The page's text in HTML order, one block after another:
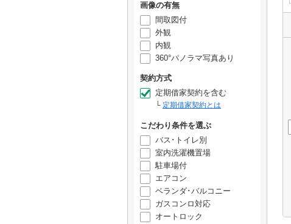
画像の有無
間取図付
外観
内観
360°パノラマ写真あり
契約方式
定期借家契約を含む
定期借家契約とは
こだわり条件を選ぶ
バス･トイレ別
室内洗濯機置場
駐車場付
エアコン
ベランダ･バルコニー
ガスコンロ対応
オートロック